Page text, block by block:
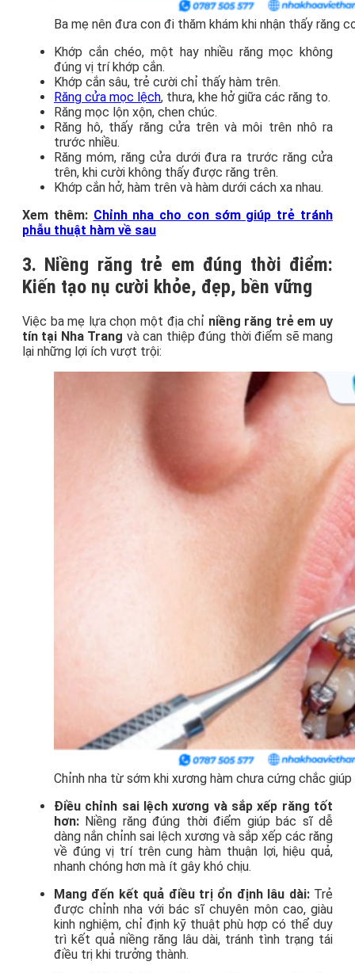
Ba mẹ nên đưa con đi thăm khám khi nhận thấy răng
Khớp cắn chéo, một hay nhiều răng mọc không
đúng vị trí khớp cắn.
Khớp cắn sâu, trẻ cười chỉ thấy hàm trên.
Răng cửa mọc lệch, thưa, khe hở giữa các răng to.
Răng mọc lộn xộn, chen chúc.
Răng hô, thấy răng cửa trên và môi trên nhô ra
trước nhiều.
Răng móm, răng cửa dưới đưa ra trước răng cửa
trên, khi cười không thấy được răng trên.
Khớp cắn hở, hàm trên và hàm dưới cách xa nhau.
Xem thêm: Chỉnh nha cho con sớm giúp trẻ tránh
phẫu thuật hàm về sau
3. Niềng răng trẻ em đúng thời điểm:
Kiến tạo nụ cười khỏe, đẹp, bền vững
Việc ba mẹ lựa chọn một địa chỉ niềng răng trẻ em uy
tín tại Nha Trang và can thiệp đúng thời điểm sẽ mang
lại những lợi ích vượt trội:
Chỉnh nha từ sớm khi xương hàm chưa cứng chắc
Điều chỉnh sai lệch xương và sắp xếp răng tốt
hơn: Niềng răng đúng thời điểm giúp bác sĩ dễ
dàng nắn chỉnh sai lệch xương và sắp xếp các răng
về đúng vị trí trên cung hàm thuận lợi, hiệu quả,
nhanh chóng hơn mà ít gây khó chịu.
Mang đến kết quả điều trị ổn định lâu dài:Trẻ
được chỉnh nha với bác sĩ chuyên môn cao, giàu
kinh nghiệm, chỉ định kỹ thuật phù hợp có thể duy
trì kết quả niềng răng lâu dài, tránh tình trạng tái
điều trị khi trưởng thành.